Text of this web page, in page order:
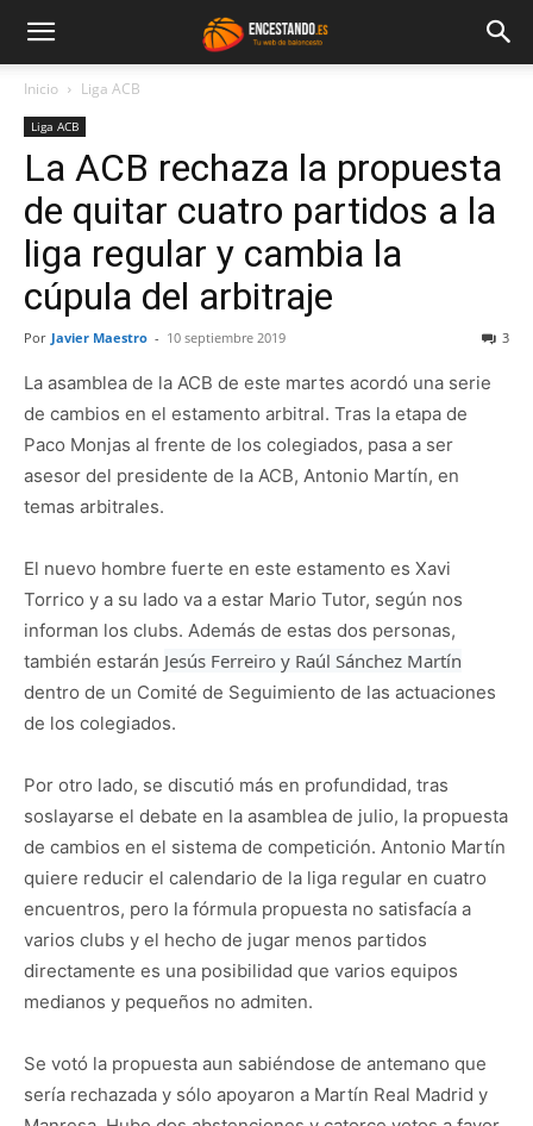
Inicio Liga ACB
Liga ACB
La ACB rechaza la propuesta
de quitar cuatro partidos a la
liga regular y cambia la
cúpula del arbitraje
Por Javier Maestro - 10 septiembre 2019 3
La asamblea de la ACB de este martes acordó una serie
de cambios en el estamento arbitral. Tras la etapa de
Paco Monjas al frente de los colegiados, pasa a ser
asesor del presidente de la ACB, Antonio Martín, en
temas arbitrales.
El nuevo hombre fuerte en este estamento es Xavi
Torrico y a su lado va a estar Mario Tutor, según nos
informan los clubs. Además de estas dos personas,
también estarán Jesús Ferreiro y Raúl Sánchez Martín
dentro de un Comité de Seguimiento de las actuaciones
de los colegiados.
Por otro lado, se discutió más en profundidad, tras
soslayarse el debate en la asamblea de julio, la propuesta
de cambios en el sistema de competición. Antonio Martín
quiere reducir el calendario de la liga regular en cuatro
encuentros, pero la fórmula propuesta no satisfacía a
varios clubs y el hecho de jugar menos partidos
directamente es una posibilidad que varios equipos
medianos y pequeños no admiten.
Se votó la propuesta aun sabiéndose de antemano que
sería rechazada y sólo apoyaron a Martín Real Madrid y